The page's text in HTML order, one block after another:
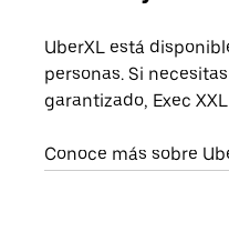
UberXL está
personas. Si
garantizado, Exec
Conoce más sobre